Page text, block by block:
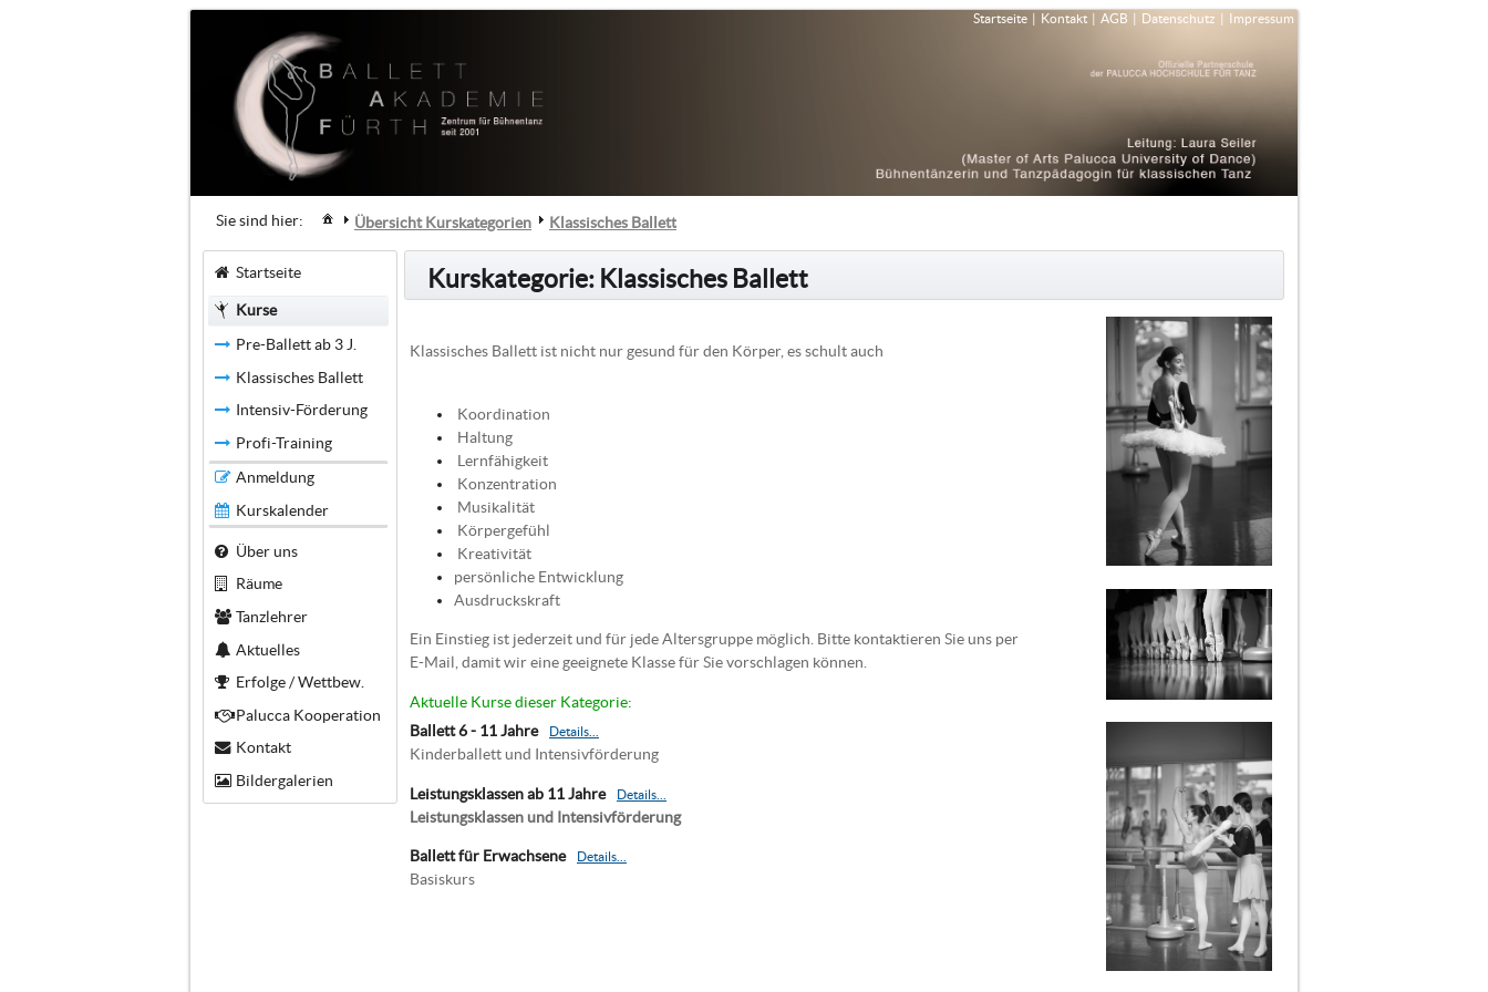
Startseite | Kontakt | AGB | Datenschutz | Impressum
Sie sind hier: Übersicht Kurskategorien Klassisches Ballett
Startseite
Kurse
Pre-Ballett ab 3 J.
Klassisches Ballett
Intensiv-Förderung
Profi-Training
Anmeldung
Kurskalender
Über uns
Räume
Tanzlehrer
Aktuelles
Erfolge / Wettbew.
Palucca Kooperation
Kontakt
Bildergalerien
Kurskategorie: Klassisches Ballett
Klassisches Ballett ist nicht nur gesund für den Körper, es schult auch
Koordination
Haltung
Lernfähigkeit
Konzentration
Musikalität
Körpergefühl
Kreativität
persönliche Entwicklung
Ausdruckskraft
Ein Einstieg ist jederzeit und für jede Altersgruppe möglich. Bitte kontaktieren Sie uns per
E-Mail, damit wir eine geeignete Klasse für Sie vorschlagen können.
Aktuelle Kurse dieser Kategorie:
Ballett 6 - 11 Jahre
Details...
Kinderballett und Intensivförderung
Leistungsklassen ab 11 Jahre Details...
Leistungsklassen und Intensivförderung
Ballett für Erwachsene Details...
Basiskurs